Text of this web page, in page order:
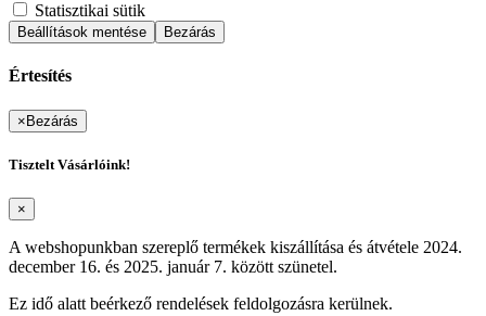
Statisztikai sütik
Beállítások mentése Bezárás
Értesítés
× Bezárás
Tisztelt Vásárlóink!
×
A webshopunkban szereplő termékek kiszállítása és átvétele 2024.
december 16. és 2025. január 7. között szünetel.
Ez idő alatt beérkező rendelések feldolgozásra kerülnek.